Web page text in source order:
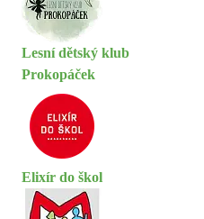
Lesní dětský klub
Prokopáček
Elixír do škol